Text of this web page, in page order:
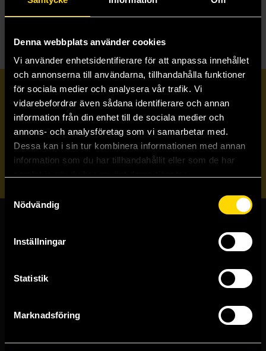
Denna webbplats använder cookies
Vi använder enhetsidentifierare för att anpassa innehållet
och annonserna till användarna, tillhandahålla funktioner
för sociala medier och analysera vår trafik. Vi
vidarebefordrar även sådana identifierare och annan
information från din enhet till de sociala medier och
annons- och analysföretag som vi samarbetar med.
Dessa kan i sin tur kombinera informationen med annan
information som du har tillhandahållit eller som de har
Nödvändig
Inställningar
Statistik
Marknadsföring
Prenumerera på vårt nyhetsbrev
Veckobrevet
Skicka
Butiker & kundtjänst
Västerlånggatan 48
Göteborgsbutiken
Kungsgatan 19